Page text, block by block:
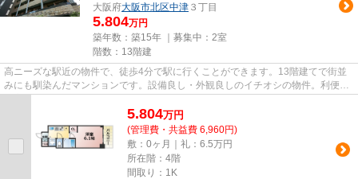
大阪府大阪市北区中津 ３丁目
5.804万円
築年数：築15年 ｜募集中： 2室
階数：13階建
高ニーズな駅近の物件で、徒歩4分で駅に行くことができます。13階建てで街並
みにも馴染んだマンションです。設備良し・外観良しのイチオシの物件。利便性
5.804万円
(管理費・共益費 6,960円)
敷：0ヶ月｜礼：6.5万円
所在階：4階
間取り：1K